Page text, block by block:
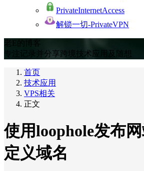
PrivateInternetAccess
解锁一切-PrivateVPN
老E的博客
专注记录并分享跨境技术应用及随想
首页
技术应用
VPS相关
正文
使用loophole发布
定义域名